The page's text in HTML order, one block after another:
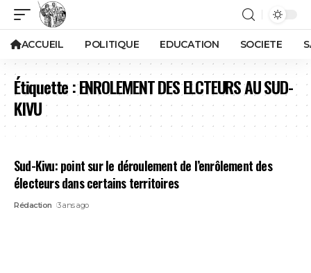
ACCUEIL POLITIQUE EDUCATION SOCIETE
Étiquette :ENROLEMENT DES ELCTEURS AU SUD-
KIVU
Sud-Kivu: point sur le déroulement de l’enrôlement des
électeurs dans certains territoires
Rédaction 3 ans ago